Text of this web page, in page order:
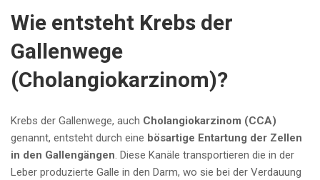
Wie entsteht Krebs der
Gallenwege
(Cholangiokarzinom)?
Krebs der Gallenwege, auch Cholangiokarzinom (CCA)
genannt, entsteht durch eine bösartige Entartung der Zellen
in den Gallengängen. Diese Kanäle transportieren die in der
Leber produzierte Galle in den Darm, wo sie bei der Verdauung